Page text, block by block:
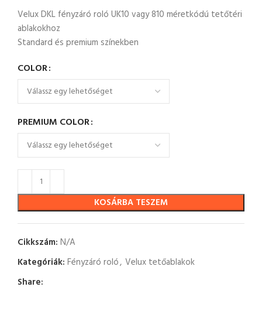
Velux DKL fényzáró roló UK10 vagy 810 méretkódú tetőtéri
ablakokhoz
Standard és premium színekben
COLOR
PREMIUM COLOR
KOSÁRBA TESZEM
Cikkszám: N/A
Kategóriák: Fényzáró roló, Velux tetőablakok
Share: